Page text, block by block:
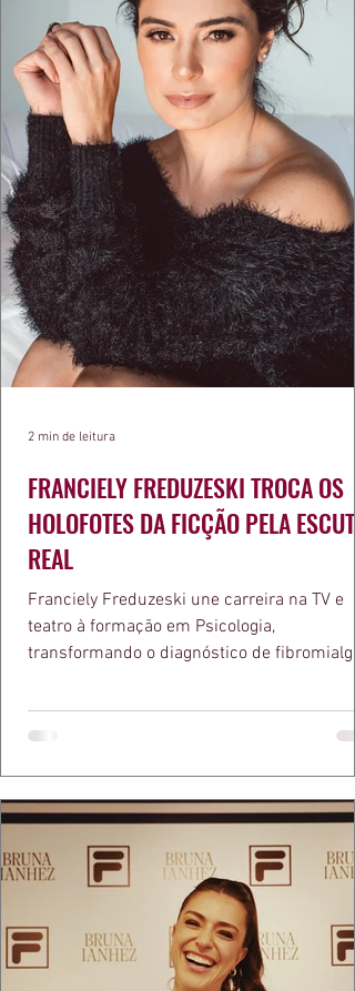
FRANCIELY FREDUZESKI TROCA OS
HOLOFOTES DA FICÇÃO PELA ESCUTA
REAL
Franciely Freduzeski une carreira na TV e
teatro à formação em Psicologia,
transformando o diagnóstico de fibromialgia
medalha Chiquinha Gonzaga.
2 min de leitura